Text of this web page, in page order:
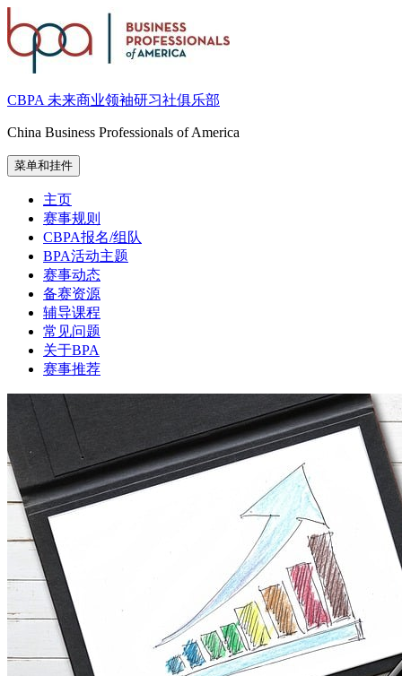
至
内
CBPA 未来商业领袖研习社俱乐部
China Business Professionals of America
菜单和挂件
主页
赛事规则
CBPA报名/组队
BPA活动主题
赛事动态
备赛资源
辅导课程
常见问题
关于BPA
赛事推荐